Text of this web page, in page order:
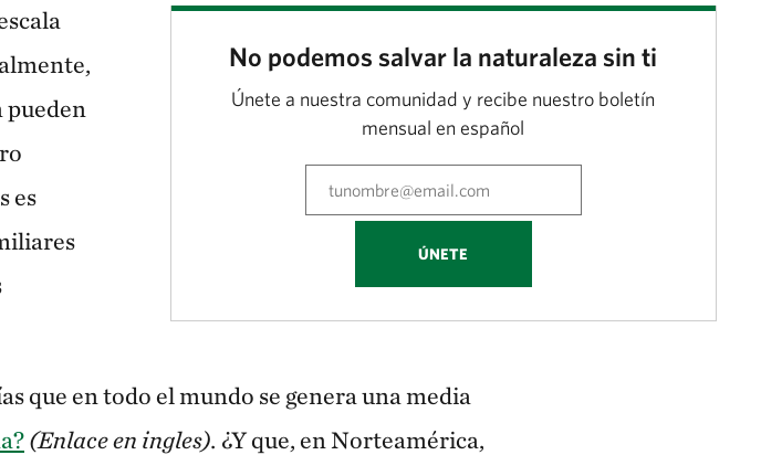
No podemos salvar la naturaleza sin ti
Únete a nuestra comunidad y recibe nuestro boletín
mensual en español
ÚNETE
es
que en todo el mundo se genera una media
(Enlace en ingles). ¿Y que, en Norteamérica,